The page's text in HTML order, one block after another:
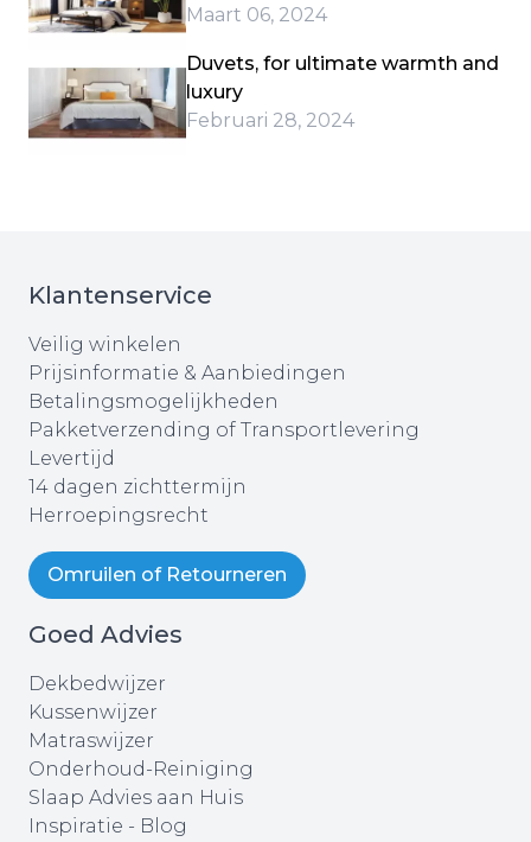
Maart 06, 2024
Duvets, for ultimate warmth and
luxury
Februari 28, 2024
Klantenservice
Veilig winkelen
Prijsinformatie & Aanbiedingen
Betalingsmogelijkheden
Pakketverzending of Transportlevering
Levertijd
14 dagen zichttermijn
Herroepingsrecht
Omruilen of Retourneren
Goed Advies
Dekbedwijzer
Kussenwijzer
Matraswijzer
Onderhoud-Reiniging
Slaap Advies aan Huis
Inspiratie - Blog